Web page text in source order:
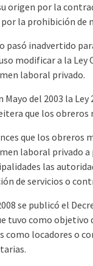
origen por la
por la prohibición
pasó inadvertido
modificar a la
laboral privado.
del 2003 la Ley
que los
que los
laboral privado a
las
de servicios o
se publicó el
tuvo como
como locadores o